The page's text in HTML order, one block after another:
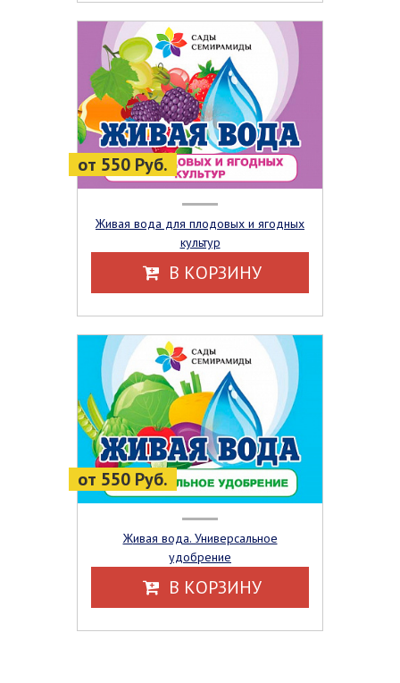
от 550 Руб.
Живая вода для плодовых и ягодных
культур
В КОРЗИНУ
от 550 Руб.
Живая вода. Универсальное
удобрение
В КОРЗИНУ